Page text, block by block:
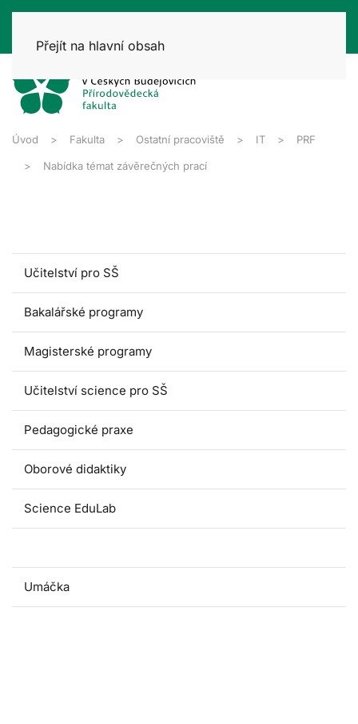
Přejít na hlavní obsah
Úvod Fakulta Ostatní pracoviště IT PRF
Nabídka témat závěrečných prací
Učitelství pro SŠ
Bakalářské programy
Magisterské programy
Učitelství science pro SŠ
Pedagogické praxe
Oborové didaktiky
Science EduLab
Umáčka